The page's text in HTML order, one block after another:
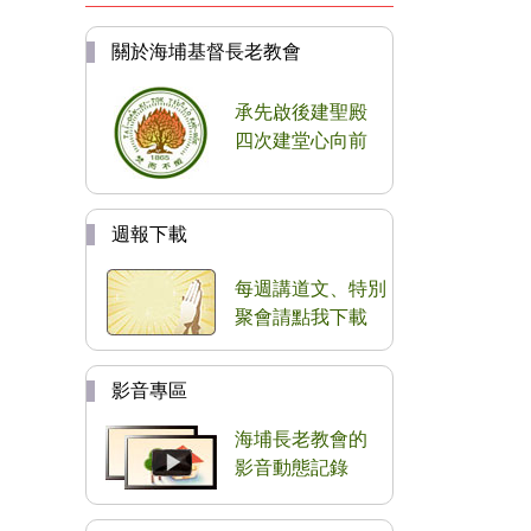
關於海埔基督長老教會
承先啟後建聖殿
四次建堂心向前
週報下載
每週講道文、特別
聚會請點我下載
影音專區
海埔長老教會的
影音動態記錄